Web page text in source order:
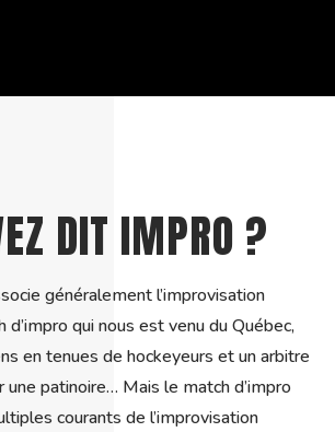
DIT IMPRO ?
généralement l’improvisation
d’impro qui nous est venu du Québec,
en tenues de hockeyeurs et un arbitre
une patinoire… Mais le match d’impro
courants de l’improvisation